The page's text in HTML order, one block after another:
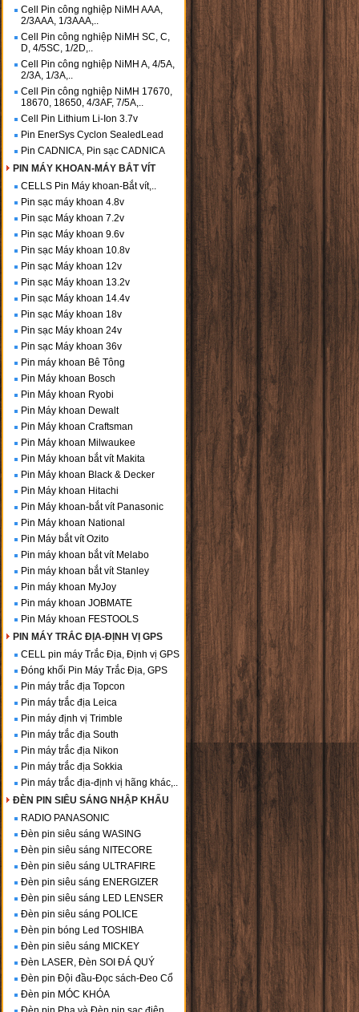
Cell Pin công nghiệp NiMH AAA,
2/3AAA, 1/3AAA,..
Cell Pin công nghiệp NiMH SC, C,
D, 4/5SC, 1/2D,..
Cell Pin công nghiệp NiMH A, 4/5A,
2/3A, 1/3A,..
Cell Pin công nghiệp NiMH 17670,
18670, 18650, 4/3AF, 7/5A,..
Cell Pin Lithium Li-Ion 3.7v
Pin EnerSys Cyclon SealedLead
Pin CADNICA, Pin sạc CADNICA
PIN MÁY KHOAN-MÁY BẮT VÍT
CELLS Pin Máy khoan-Bắt vít,..
Pin sạc máy khoan 4.8v
Pin sạc Máy khoan 7.2v
Pin sạc Máy khoan 9.6v
Pin sạc Máy khoan 10.8v
Pin sạc Máy khoan 12v
Pin sạc Máy khoan 13.2v
Pin sạc Máy khoan 14.4v
Pin sạc Máy khoan 18v
Pin sạc Máy khoan 24v
Pin sạc Máy khoan 36v
Pin máy khoan Bê Tông
Pin Máy khoan Bosch
Pin Máy khoan Ryobi
Pin Máy khoan Dewalt
Pin Máy khoan Craftsman
Pin Máy khoan Milwaukee
Pin Máy khoan bắt vít Makita
Pin Máy khoan Black & Decker
Pin Máy khoan Hitachi
Pin Máy khoan-bắt vít Panasonic
Pin Máy khoan National
Pin Máy bắt vít Ozito
Pin máy khoan bắt vít Melabo
Pin máy khoan bắt vít Stanley
Pin máy khoan MyJoy
Pin máy khoan JOBMATE
Pin Máy khoan FESTOOLS
PIN MÁY TRẮC ĐỊA-ĐỊNH VỊ GPS
CELL pin máy Trắc Địa, Định vị GPS
Đóng khối Pin Máy Trắc Địa, GPS
Pin máy trắc địa Topcon
Pin máy trắc địa Leica
Pin máy định vị Trimble
Pin máy trắc địa South
Pin máy trắc địa Nikon
Pin máy trắc địa Sokkia
Pin máy trắc địa-định vị hãng khác,..
ĐÈN PIN SIÊU SÁNG NHẬP KHẨU
RADIO PANASONIC
Đèn pin siêu sáng WASING
Đèn pin siêu sáng NITECORE
Đèn pin siêu sáng ULTRAFIRE
Đèn pin siêu sáng ENERGIZER
Đèn pin siêu sáng LED LENSER
Đèn pin siêu sáng POLICE
Đèn pin bóng Led TOSHIBA
Đèn pin siêu sáng MICKEY
Đèn LASER, Đèn SOI ĐÁ QUÝ
Đèn pin Đội đầu-Đọc sách-Đeo Cổ
Đèn pin MÓC KHÓA